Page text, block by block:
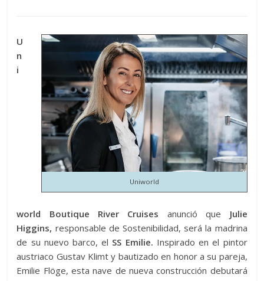
Uniworld
U
n
i
world Boutique River Cruises anunció que Julie
Higgins, responsable de Sostenibilidad, será la madrina
de su nuevo barco, el SS Emilie. Inspirado en el pintor
austriaco Gustav Klimt y bautizado en honor a su pareja,
Emilie Flöge, esta nave de nueva construcción debutará